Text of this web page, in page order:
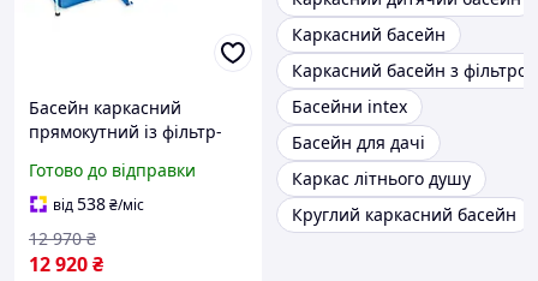
Басейн каркасний
прямокутний із фільтр-
Готово до відправки
від538₴/міс
12 920₴
12 970 ₴
Каркасний басейн
Каркасний басейн з фільтром
Басейни intex
Басейн для дачі
Каркас літнього душу
Круглий каркасний басейн